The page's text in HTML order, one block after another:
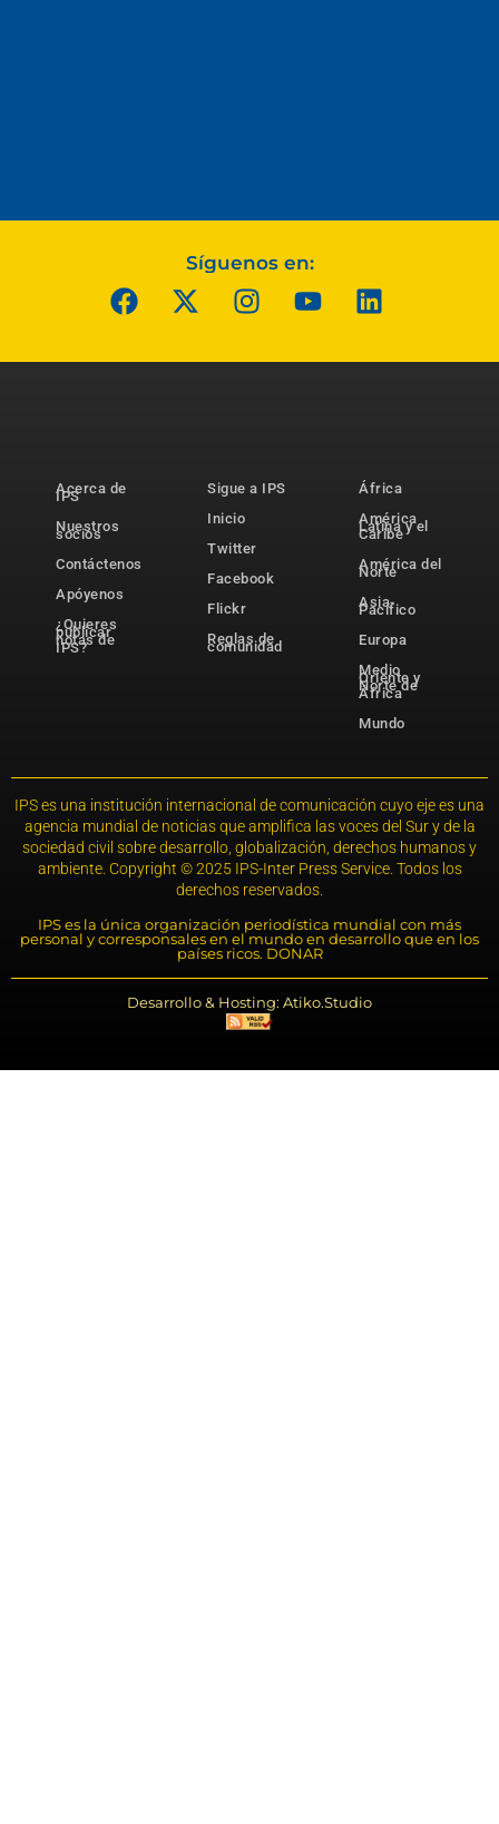
Síguenos en:
Acerca de
IPS
Nuestros
socios
Contáctenos
Apóyenos
¿Quieres
publicar
notas de
IPS?
Sigue a IPS
Inicio
Twitter
Facebook
Flickr
Reglas de
comunidad
África
América
Latina y el
Caribe
América del
Norte
Asia-
Pacífico
Europa
Medio
Oriente y
Norte de
África
Mundo
IPS es una institución internacional de comunicación cuyo eje es una
agencia mundial de noticias que amplifica las voces del Sur y de la
sociedad civil sobre desarrollo, globalización, derechos humanos y
ambiente. Copyright © 2025 IPS-Inter Press Service. Todos los
derechos reservados.
IPS es la única organización periodística mundial con más
personal y corresponsales en el mundo en desarrollo que en los
países ricos. DONAR
Desarrollo & Hosting: Atiko.Studio